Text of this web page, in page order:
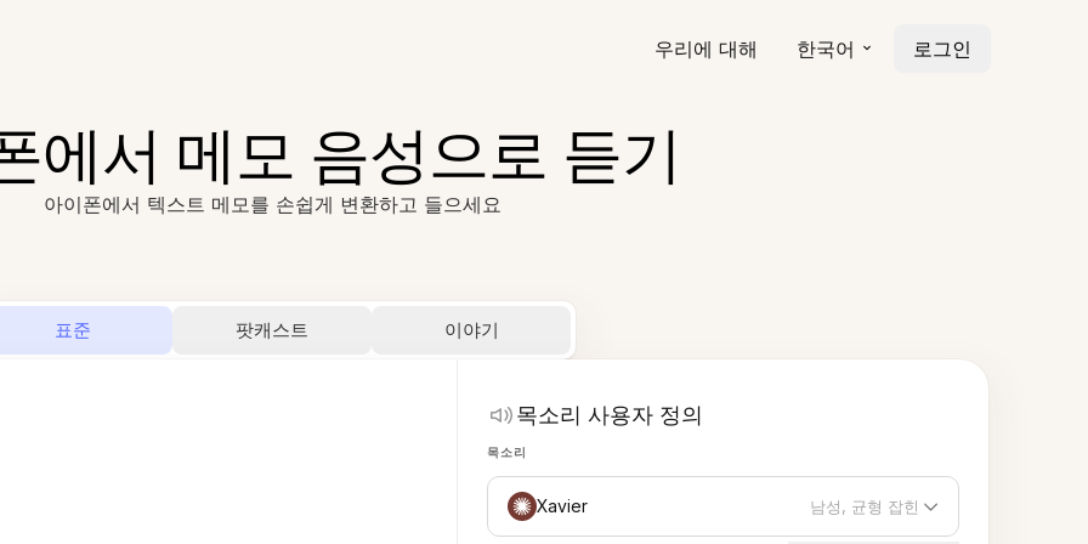
우리에 대해 한국어 로그인
에서 메모 음성으로 듣기
아이폰에서 텍스트 메모를 손쉽게 변환하고 들으세요
표준 팟캐스트 이야기
목소리 사용자 정의
목소리
Xavier 남성, 균형 잡힌